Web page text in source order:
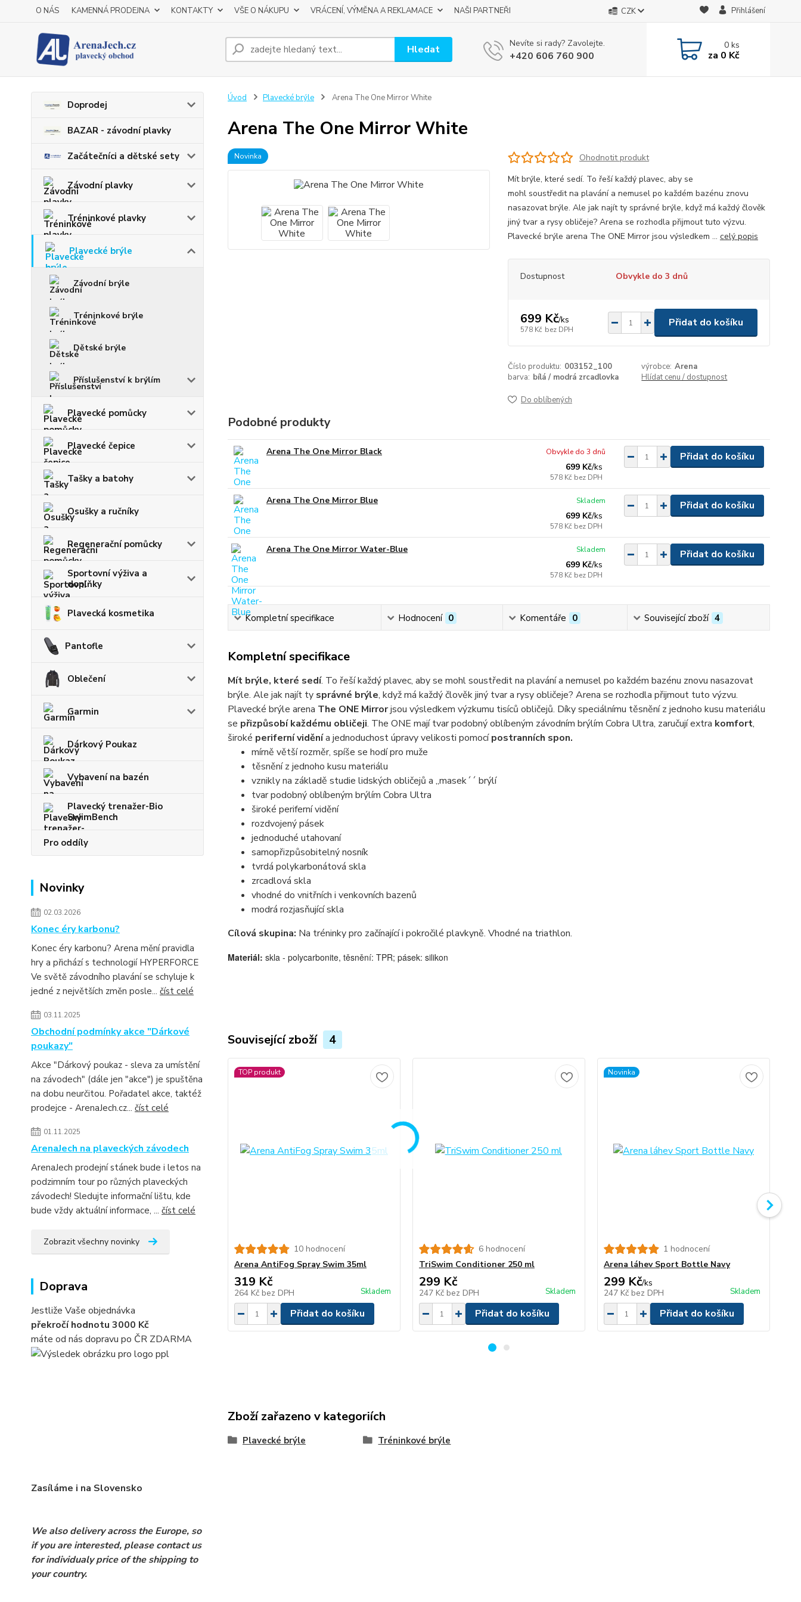
O NÁS KAMENNÁ PRODEJNA KONTAKTY VŠE O NÁKUPU VRÁCENÍ, VÝMĚNA A REKLAMACE NAŠI PARTNEŘI CZK Přihlášení
Hledat Nevíte si rady? Zavolejte.
+420 606 760 900
0ks
za 0 Kč
Doprodej
BAZAR - závodní plavky
Začátečníci a dětské sety
Závodní plavky
Tréninkové plavky
Plavecké brýle
Závodní brýle
Tréninkové brýle
Dětské brýle
Příslušenství k brýlím
Plavecké pomůcky
Plavecké čepice
Tašky a batohy
Osušky a ručníky
Regenerační pomůcky
Sportovní výživa a
doplňky
Plavecká kosmetika
Pantofle
Oblečení
Garmin
Dárkový Poukaz
Vybavení na bazén
Plavecký trenažer-Bio
SwimBench
Pro oddíly
Novinky
02.03.2026
Konec éry karbonu?
Konec éry karbonu? Arena mění pravidla
hry a přichází s technologií HYPERFORCE
Ve světě závodního plavání se schyluje k
jedné z největších změn posle... číst celé
03.11.2025
Obchodní podmínky akce "Dárkové
poukazy"
Akce "Dárkový poukaz - sleva za umístění
na závodech" (dále jen "akce") je spuštěna
na dobu neurčitou. Pořadatel akce, taktéž
prodejce - ArenaJech.cz... číst celé
01.11.2025
ArenaJech na plaveckých závodech
ArenaJech prodejní stánek bude i letos na
podzimním tour po různých plaveckých
závodech! Sledujte informační lištu, kde
bude vždy aktuální informace, ... číst celé
Zobrazit všechny novinky
Doprava
Jestliže Vaše objednávka
překročí hodnotu 3000 Kč
máte od nás dopravu po ČR ZDARMA
Zasíláme i na Slovensko
We also delivery across the Europe, so
if you are interested, please contact us
for individualy price of the shipping to
your country.
Úvod Plavecké brýle Arena The One Mirror White
Arena The One Mirror White
Novinka
Ohodnotit produkt
Mít brýle, které sedí. To řeší každý plavec, aby se
mohl soustředit na plavání a nemusel po každém bazénu znovu
nasazovat brýle. Ale jak najít ty správné brýle, když má každý člověk
jiný tvar a rysy obličeje? Arena se rozhodla přijmout tuto výzvu.
Plavecké brýle arena The ONE Mirror jsou výsledkem ... celý popis
Dostupnost Obvykle do 3 dnů
699 Kč/ks
578 Kč bez DPH
Přidat do košíku
Číslo produktu: 003152_100 výrobce: Arena
barva: bílá / modrá zrcadlovka Hlídat cenu / dostupnost
Do oblíbených
Podobné produkty
Arena The One Mirror Black
699 Kč/ks
578 Kč bez DPH
Obvykle do 3 dnů Přidat do košíku
Arena The One Mirror Blue
699 Kč/ks
578 Kč bez DPH
Skladem Přidat do košíku
Arena The One Mirror Water-Blue
699 Kč/ks
578 Kč bez DPH
Skladem Přidat do košíku
Kompletní specifikace Hodnocení 0 Komentáře 0 Související zboží 4
Kompletní specifikace
Mít brýle, které sedí. To řeší každý plavec, aby se mohl soustředit na plavání a nemusel po každém bazénu znovu nasazovat
brýle. Ale jak najít ty správné brýle, když má každý člověk jiný tvar a rysy obličeje? Arena se rozhodla přijmout tuto výzvu.
Plavecké brýle arena The ONE Mirrorjsou výsledkem výzkumu tisíců obličejů. Díky speciálnímu těsnění z jednoho kusu materiálu
se přizpůsobí každému obličeji. The ONE mají tvar podobný oblíbeným závodním brýlím Cobra Ultra, zaručují extra komfort,
široké periferní viděnía jednoduchost úpravy velikosti pomocípostranních spon.
mírně větší rozměr, spíše se hodí pro muže
těsnění z jednoho kusu materiálu
vznikly na základě studie lidských obličejů a ,,masek´´ brýlí
tvar podobný oblíbeným brýlím Cobra Ultra
široké periferní vidění
rozdvojený pásek
jednoduché utahovaní
samopřizpůsobitelný nosník
tvrdá polykarbonátová skla
zrcadlová skla
vhodné do vnitřních i venkovních bazenů
modrá rozjasňující skla
Cílová skupina: Na tréninky pro začínající i pokročilé plavkyně. Vhodné na triathlon.
Materiál: skla - polycarbonite, těsnění: TPR; pásek: silikon
Související zboží 4
TOP produkt
10 hodnocení
Arena AntiFog Spray Swim 35ml
319 Kč
264 Kč bez DPH Skladem
Přidat do košíku
6 hodnocení
TriSwim Conditioner 250 ml
299 Kč
247 Kč bez DPH Skladem
Přidat do košíku
Novinka
1 hodnocení
Arena láhev Sport Bottle Navy
299 Kč/ks
247 Kč bez DPH Skladem
Přidat do košíku
Zboží zařazeno v kategoriích
Plavecké brýle Tréninkové brýle